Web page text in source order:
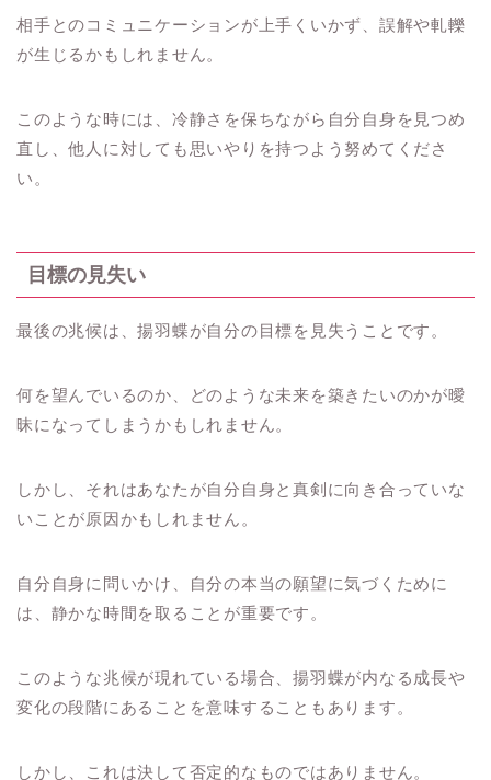
相手とのコミュニケーションが上手くいかず、誤解や軋轢
が生じるかもしれません。
このような時には、冷静さを保ちながら自分自身を見つめ
直し、他人に対しても思いやりを持つよう努めてくださ
い。
目標の見失い
最後の兆候は、揚羽蝶が自分の目標を見失うことです。
何を望んでいるのか、どのような未来を築きたいのかが曖
昧になってしまうかもしれません。
しかし、それはあなたが自分自身と真剣に向き合っていな
いことが原因かもしれません。
自分自身に問いかけ、自分の本当の願望に気づくために
は、静かな時間を取ることが重要です。
このような兆候が現れている場合、揚羽蝶が内なる成長や
変化の段階にあることを意味することもあります。
しかし、これは決して否定的なものではありません。